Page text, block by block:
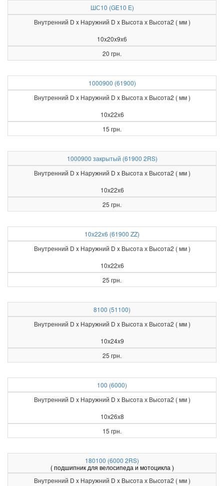
ШС10 (GE10 E)
Внутренний D x Наружний D x Высота х Высота2 ( мм )
10x20x9x6
20 грн.
1000900 (61900)
Внутренний D x Наружний D x Высота х Высота2 ( мм )
10x22x6
15 грн.
1000900 закрытый (61900 2RS)
Внутренний D x Наружний D x Высота х Высота2 ( мм )
10x22x6
25 грн.
10x22x6 (61900 ZZ)
Внутренний D x Наружний D x Высота х Высота2 ( мм )
10x22x6
25 грн.
8100 (51100)
Внутренний D x Наружний D x Высота х Высота2 ( мм )
10x24x9
25 грн.
100 (6000)
Внутренний D x Наружний D x Высота х Высота2 ( мм )
10x26x8
15 грн.
180100 (6000 2RS)
( подшипник для велосипеда и мотоцикла )
Внутренний D x Наружний D x Высота х Высота2 ( мм )